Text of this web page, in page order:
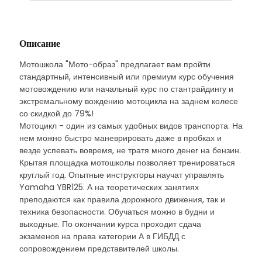
Описание
Мотошкола "Мото-образ" предлагает вам пройти
стандартный, интенсивный или премиум курс обучения
мотовождению или начальный курс по стантрайдингу и
экстремальному вождению мотоцикла на заднем колесе
со скидкой до 79%!
Мотоцикл - один из самых удобных видов транспорта. На
нем можно быстро маневрировать даже в пробках и
везде успевать вовремя, не тратя много денег на бензин.
Крытая площадка мотошколы позволяет тренироваться
круглый год. Опытные инструкторы научат управлять
Yamaha YBR125. А на теоретических занятиях
преподаются как правила дорожного движения, так и
техника безопасности. Обучаться можно в будни и
выходные. По окончании курса проходит сдача
экзаменов на права категории А в ГИБДД с
сопровождением представителей школы.